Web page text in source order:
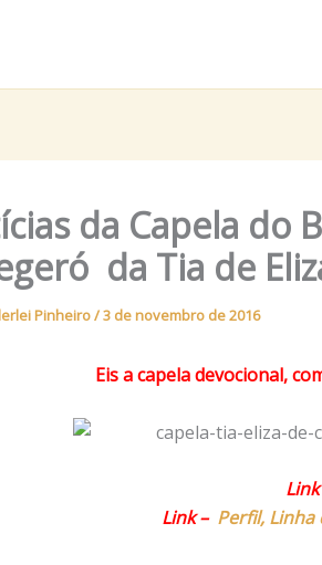
da Capela do
da Tia de
Pinheiro/3 de novembro de 2016
Eis a capela devocional,
Link – Perfil,